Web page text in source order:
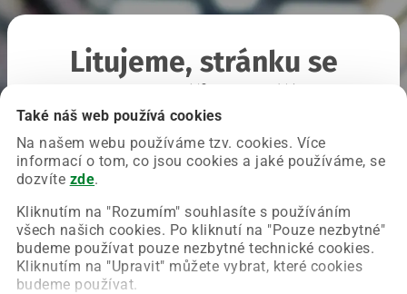
Také náš web používá cookies
Na našem webu používáme tzv. cookies. Více
informací o tom, co jsou cookies a jaké používáme, se
dozvíte zde.
Kliknutím na "Rozumím" souhlasíte s používáním
všech našich cookies. Po kliknutí na "Pouze nezbytné"
budeme používat pouze nezbytné technické cookies.
Kliknutím na "Upravit" můžete vybrat, které cookies
budeme používat.
Litujeme, stránku se
Chyba nastala na naší straně a už ji opravujeme.
Zkuste prosím znovu načíst požadovanou stránku.
Obnovit stránku Úvodní strana